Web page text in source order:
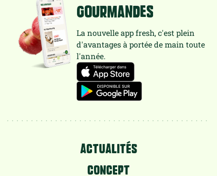
gourmandes
La nouvelle app fresh, c'est plein
d'avantages à portée de main toute
l'année.
ACTUALITÉS
CONCEPT